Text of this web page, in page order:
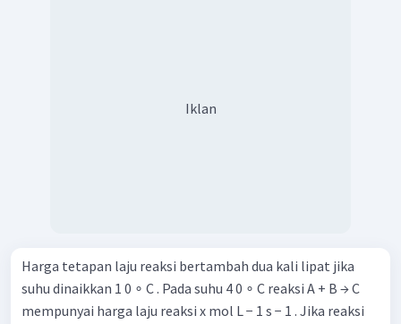
Iklan
Harga tetapan laju reaksi bertambah dua kali lipat jika
suhu dinaikkan 1 0 ∘ C . Pada suhu 4 0 ∘ C reaksi A + B → C
mempunyai harga laju reaksi x mol L − 1 s − 1 . Jika reaksi